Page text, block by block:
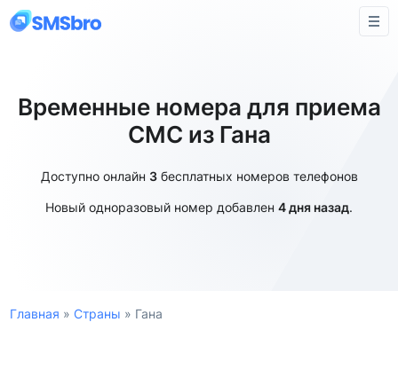
Временные номера для приема
СМС из Гана
Доступно онлайн 3бесплатных номеров телефонов
Новый одноразовый номер добавлен 4 дня назад.
Главная » Страны » Гана